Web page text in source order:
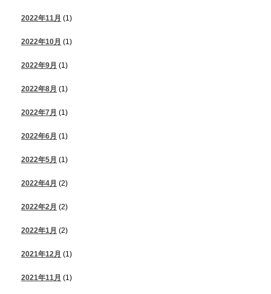
2022年11月 (1)
2022年10月 (1)
2022年9月 (1)
2022年8月 (1)
2022年7月 (1)
2022年6月 (1)
2022年5月 (1)
2022年4月 (2)
2022年2月 (2)
2022年1月 (2)
2021年12月 (1)
2021年11月 (1)